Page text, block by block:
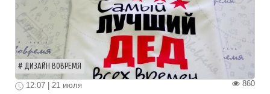
ДИЗАЙН ВОВРЕМЯ
860
12:07 | 21 июля